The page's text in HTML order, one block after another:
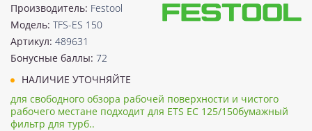
Производитель: Festool
Модель: TFS-ES 150
Артикул: 489631
Бонусные баллы: 72
НАЛИЧИЕ УТОЧНЯЙТЕ
для свободного обзора рабочей поверхности и чистого
рабочего местане подходит для ETS EC 125/150бумажный
фильтр для турб..